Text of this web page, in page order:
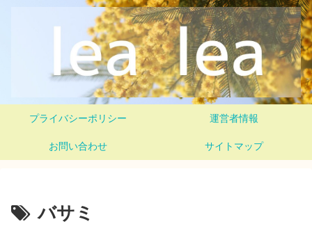
プライバシーポリシー 運営者情報
お問い合わせ サイトマップ
バサミ